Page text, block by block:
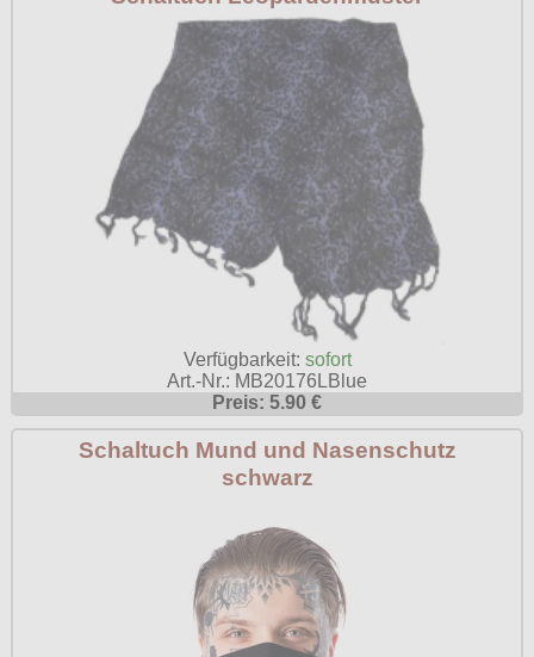
Poizen Industries
Queen of Darkness
Relco
Restyle
Rockabella
Sinister
Spin Doctor
Surplus
Vixxsin
Voodoo Vixen
Warrior Clothing
Gothic Shop
Hot Rod
Punkrock
Rockabilly
Mods
Verfügbarkeit: sofort
Art.-Nr.: MB20176LBlue
Preis: 5.90 €
Schaltuch Mund und Nasenschutz
schwarz